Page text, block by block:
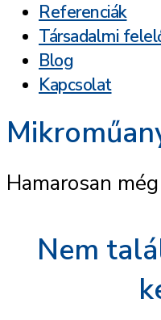
Referenciák
Társadalmi
Blog
Kapcsolat
Hamarosan
Nem